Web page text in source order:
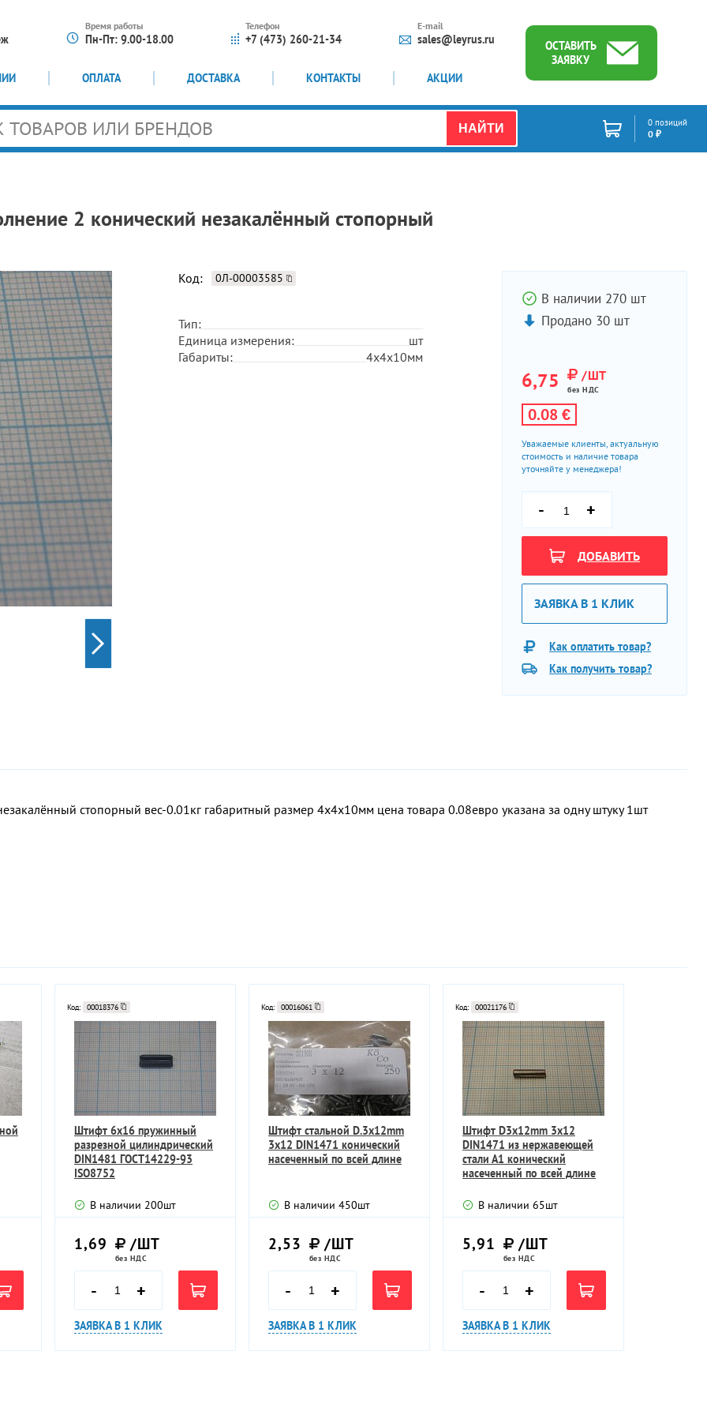
Время работы
Пн-Пт: 9.00-18.00
Телефон
+7 (473) 260-21-34
E-mail
sales@leyrus.ru
ОПЛАТА ДОСТАВКА КОНТАКТЫ АКЦИИ
ОСТАВИТЬ
ЗАЯВКУ
НАЙТИ 0 позиций
0 ₽
2 конический незакалённый стопорный
Код: 0Л-00003585
Тип:
Единица измерения:
шт
Габариты:
4х4х10мм
В наличии 270 шт
Продано 30 шт
6,75 /ШТ
без НДС
0.08 €
Уважаемые клиенты, актуальную
стоимость и наличие товара
уточняйте у менеджера!
- +
ДОБАВИТЬ
ЗАЯВКА В 1 КЛИК
Как оплатить товар?
Как получить товар?
стопорный вес-0.01кг габаритный размер 4х4х10мм цена товара 0.08евро указана за одну штуку 1шт
Код: 00018376
Штифт 6х16 пружинный
разрезной цилиндрический
DIN1481 ГОСТ14229-93
ISO8752
В наличии 200шт
1,69 /ШТ
без НДС
- +
ЗАЯВКА В 1 КЛИК
Код: 00016061
Штифт стальной D.3х12mm
3х12 DIN1471 конический
насеченный по всей длине
В наличии 450шт
2,53 /ШТ
без НДС
- +
ЗАЯВКА В 1 КЛИК
Код: 00021176
Штифт D3х12mm 3х12
DIN1471 из нержавеющей
стали А1 конический
насеченный по всей длине
В наличии 65шт
5,91 /ШТ
без НДС
- +
ЗАЯВКА В 1 КЛИК